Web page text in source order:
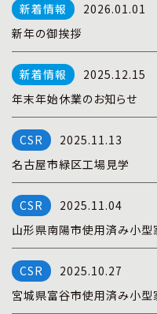
2026.01.01
新年の御挨拶
2025.12.15
年末年始休業のお知らせ
2025.11.13
名古屋市緑区工場見学
2025.11.04
山形県南陽市使用済み小型
2025.10.27
宮城県富谷市使用済み小型